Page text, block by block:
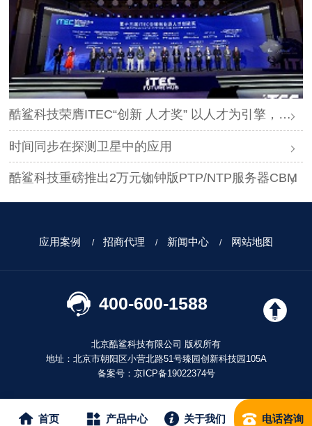
酷鲨科技荣膺ITEC“创新 人才奖” 以人才为引擎，时空为基石，驱动智能未来
时间同步在探测卫星中的应用
酷鲨科技重磅推出2万元铷钟版PTP/NTP服务器CBM
应用案例 招商代理 新闻中心 网站地图
400-600-1588
北京酷鲨科技有限公司 版权所有
地址：北京市朝阳区小营北路51号臻园创新科技园105A
备案号： 京ICP备19022374号
首页 产品中心 关于我们 电话咨询